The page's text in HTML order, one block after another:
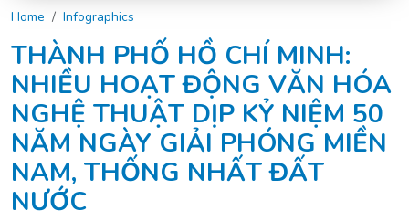
Home Infographics
THÀNH PHỐ HỒ CHÍ MINH:
NHIỀU HOẠT ĐỘNG VĂN HÓA
NGHỆ THUẬT DỊP KỶ NIỆM 50
NĂM NGÀY GIẢI PHÓNG MIỀN
NAM, THỐNG NHẤT ĐẤT
NƯỚC